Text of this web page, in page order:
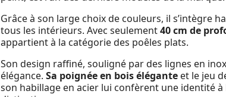
Grâce à son large choix de couleurs, il s’intègre
tous les intérieurs. Avec seulement40 cm de
appartient à la catégorie des poêles plats.
Son design raffiné, souligné par des lignes en
élégance. Sa poignée en bois élégante et le jeu
son habillage en acier lui confèrent une identité